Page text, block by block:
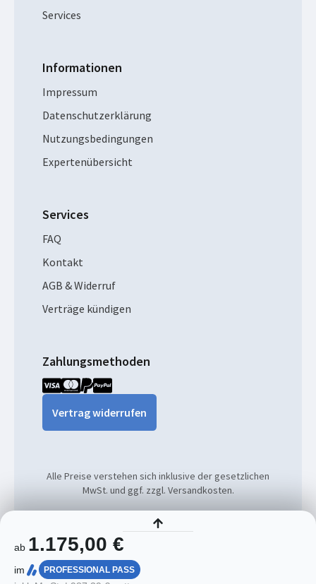
ab 1.175,00 €
im PROFESSIONAL PASS
Services
Informationen
Impressum
Datenschutzerklärung
Nutzungsbedingungen
Expertenübersicht
Services
FAQ
Kontakt
AGB & Widerruf
Verträge kündigen
Zahlungsmethoden
Vertrag widerrufen
Alle Preise verstehen sich inklusive der gesetzlichen
MwSt. und ggf. zzgl. Versandkosten.